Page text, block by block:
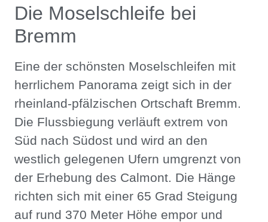
Die Moselschleife bei
Bremm
Eine der schönsten Moselschleifen mit
herrlichem Panorama zeigt sich in der
rheinland-pfälzischen Ortschaft Bremm.
Die Flussbiegung verläuft extrem von
Süd nach Südost und wird an den
westlich gelegenen Ufern umgrenzt von
der Erhebung des Calmont. Die Hänge
richten sich mit einer 65 Grad Steigung
auf rund 370 Meter Höhe empor und